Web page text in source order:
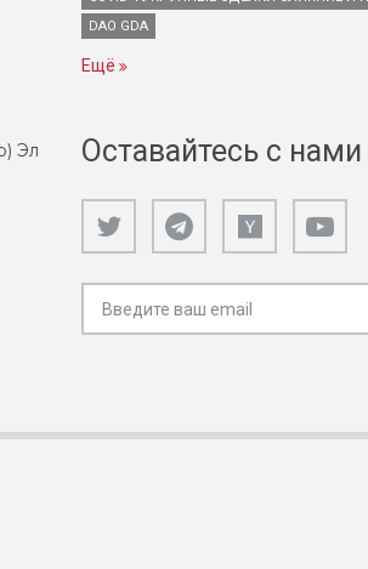
Эл
DAO GDA
Ещё
Оставайтесь с нами